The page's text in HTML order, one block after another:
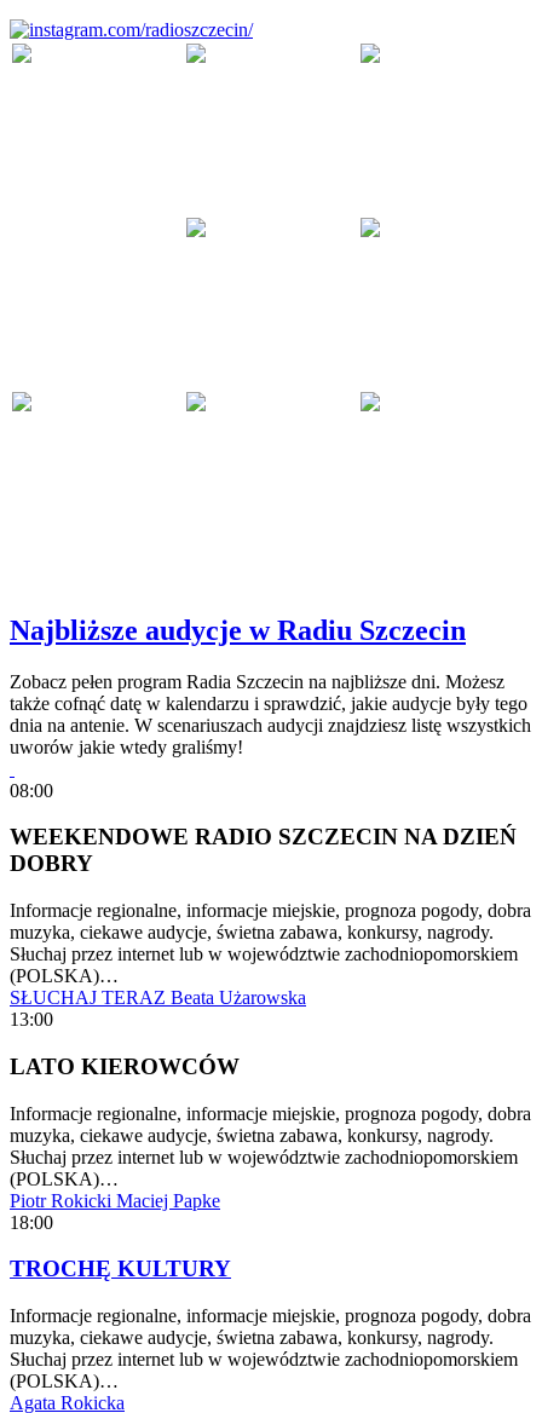
Najbliższe audycje w Radiu Szczecin
Zobacz pełen program Radia Szczecin na najbliższe dni. Możesz
także cofnąć datę w kalendarzu i sprawdzić, jakie audycje były tego
dnia na antenie. W scenariuszach audycji znajdziesz listę wszystkich
uworów jakie wtedy graliśmy!
08:00
WEEKENDOWE RADIO SZCZECIN NA DZIEŃ
DOBRY
Informacje regionalne, informacje miejskie, prognoza pogody, dobra
muzyka, ciekawe audycje, świetna zabawa, konkursy, nagrody.
Słuchaj przez internet lub w województwie zachodniopomorskiem
(POLSKA)…
SŁUCHAJ TERAZ Beata Użarowska
13:00
LATO KIEROWCÓW
Informacje regionalne, informacje miejskie, prognoza pogody, dobra
muzyka, ciekawe audycje, świetna zabawa, konkursy, nagrody.
Słuchaj przez internet lub w województwie zachodniopomorskiem
(POLSKA)…
Piotr Rokicki Maciej Papke
18:00
TROCHĘ KULTURY
Informacje regionalne, informacje miejskie, prognoza pogody, dobra
muzyka, ciekawe audycje, świetna zabawa, konkursy, nagrody.
Słuchaj przez internet lub w województwie zachodniopomorskiem
(POLSKA)…
Agata Rokicka